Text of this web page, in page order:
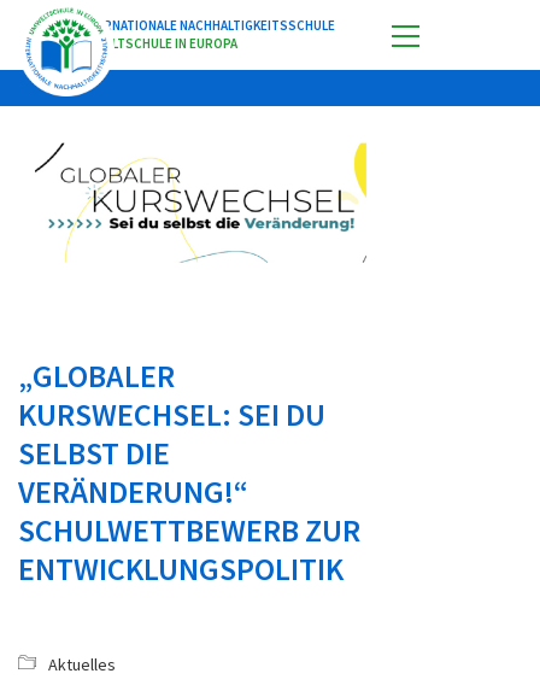
INTERNATIONALE NACHHALTIGKEITSSCHULE
UMWELTSCHULE IN EUROPA
„GLOBALER
KURSWECHSEL: SEI DU
SELBST DIE
VERÄNDERUNG!“
SCHULWETTBEWERB ZUR
ENTWICKLUNGSPOLITIK
Aktuelles